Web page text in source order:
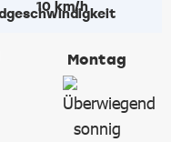
10 km/h
Montag